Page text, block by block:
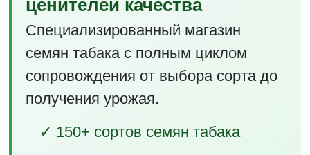
ценителей качества
Специализированный магазин
семян табака с полным циклом
сопровождения от выбора сорта до
получения урожая.
✓ 150+ сортов семян табака